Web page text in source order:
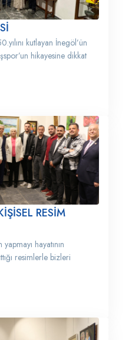
kutlayan İnegöl’ün
hikayesine dikkat
RESİM
hayatının
resimlerle bizleri